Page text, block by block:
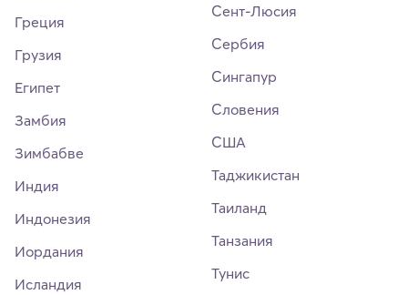
Греция
Грузия
Египет
Замбия
Зимбабве
Индия
Индонезия
Иордания
Исландия
Сент-Люсия
Сербия
Сингапур
Словения
США
Таджикистан
Таиланд
Танзания
Тунис